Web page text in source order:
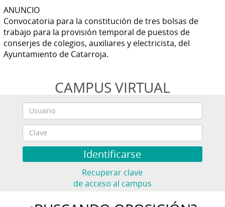
ANUNCIO
Convocatoria para la constitución de tres bolsas de
trabajo para la provisión temporal de puestos de
conserjes de colegios, auxiliares y electricista, del
Ayuntamiento de Catarroja.
CAMPUS VIRTUAL
Recuperar clave
de acceso al campus